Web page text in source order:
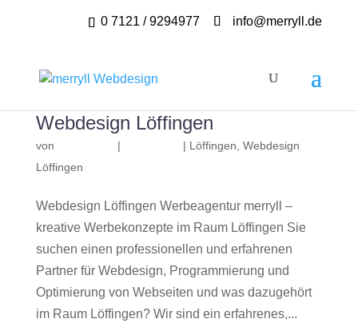
0 7121 / 9294977 info@merryll.de
Webdesign Löffingen
von | | Löffingen Webdesign
Löffingen
Webdesign Löffingen Werbeagentur merryll –
kreative Werbekonzepte im Raum Löffingen Sie
suchen einen professionellen und erfahrenen
Partner für Webdesign, Programmierung und
Optimierung von Webseiten und was dazugehört
im Raum Löffingen? Wir sind ein erfahrenes,...